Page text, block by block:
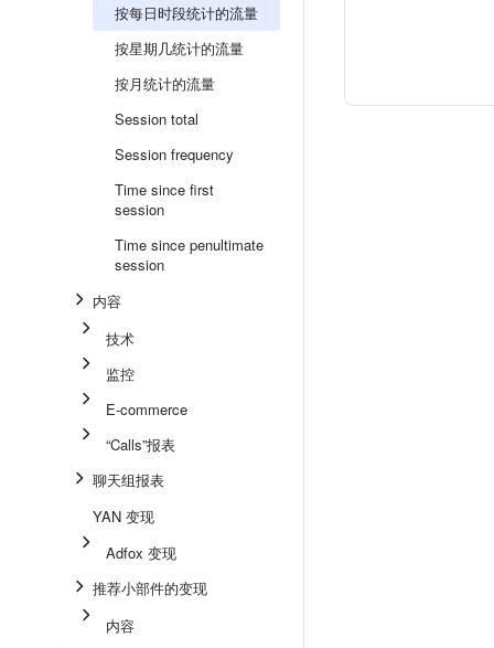
按每日时段统计的流量
按星期几统计的流量
按月统计的流量
Session total
Session frequency
Time since first
session
Time since penultimate
session
内容
技术
监控
E-commerce
“Calls”报表
聊天组报表
YAN 变现
Adfox 变现
推荐小部件的变现
内容